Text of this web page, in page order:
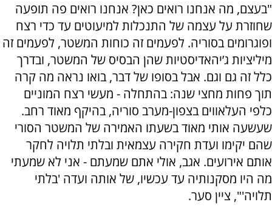
"בעצם, מה אנחנו רואים כאן? אנחנו רואים פה תופעה
שחוזרת על עצמה של התנכלות למיעוטים עד כדי רצח
ופוגרומים בסוריה. לפעמים זה כוחות המשטר, לפעמים זה
מיליציות ג’יהאדיסטיות שהן הבסיס של המשטר, ובדרך
כלל זה גם וגם. אבל בסופו של דבר, בואו נראה מה קרה
תוך פחות מחצי שנה: בהתחלה - מעשי רצח המוניים
כלפי העלאווים בצפון-מערב סוריה, בהיקף מאוד רחב.
שעשעה אותי מאוד בשעתו האמירה של המשטר הסורי
שהם יקימו ועדת חקירה עצמאית ובלתי תלויה לחקר
אותם אירועים. אגב, אולי אתם שמעתם - אני לא שמעתי
מה היו מסקנותיה עד עכשיו, של אותה ועדה 'בלתי
תלויה'", ציין סער.